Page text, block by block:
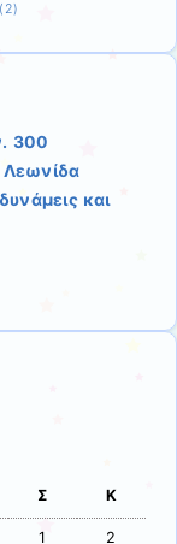
(2)
300
Λεωνίδα
και
Σ Κ
1 2